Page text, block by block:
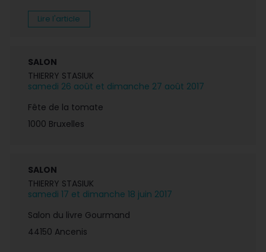
Lire l'article
SALON
THIERRY STASIUK
samedi 26 août et dimanche 27 août 2017
Fête de la tomate
1000 Bruxelles
SALON
THIERRY STASIUK
samedi 17 et dimanche 18 juin 2017
Salon du livre Gourmand
44150 Ancenis